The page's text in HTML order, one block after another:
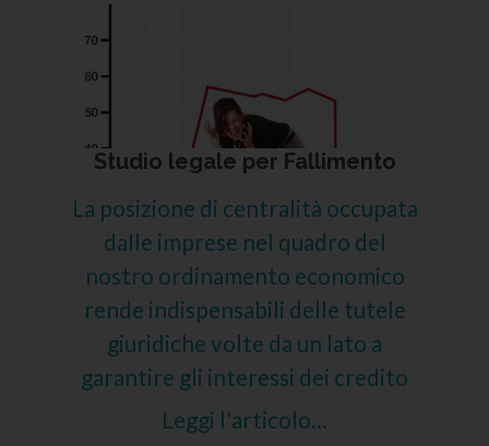
Studio legale per Fallimento
La posizione di centralità occupata
dalle imprese nel quadro del
nostro ordinamento economico
rende indispensabili delle tutele
giuridiche volte da un lato a
garantire gli interessi dei credito
Leggi l'articolo...